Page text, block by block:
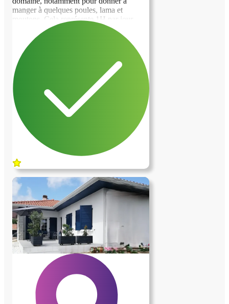
manger à quelques poules, lama et
moutons. Cela représente 1H par jour
environ. Nous n'acceptons pas les fumeurs
et les animaux. Le logement proposé à
titre gratuit est un studio au R+1 avec une
entrée indépendante de notre maison. Il y
a une cuisine, deux chambres et une salle
de bain/wc soit 80m2 Le domaine se situe
entre Champcevinel et Agonac.
Obligation d'avoir un véhicule.